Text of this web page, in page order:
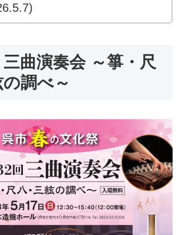
曲演奏会 ～箏・尺
調べ～